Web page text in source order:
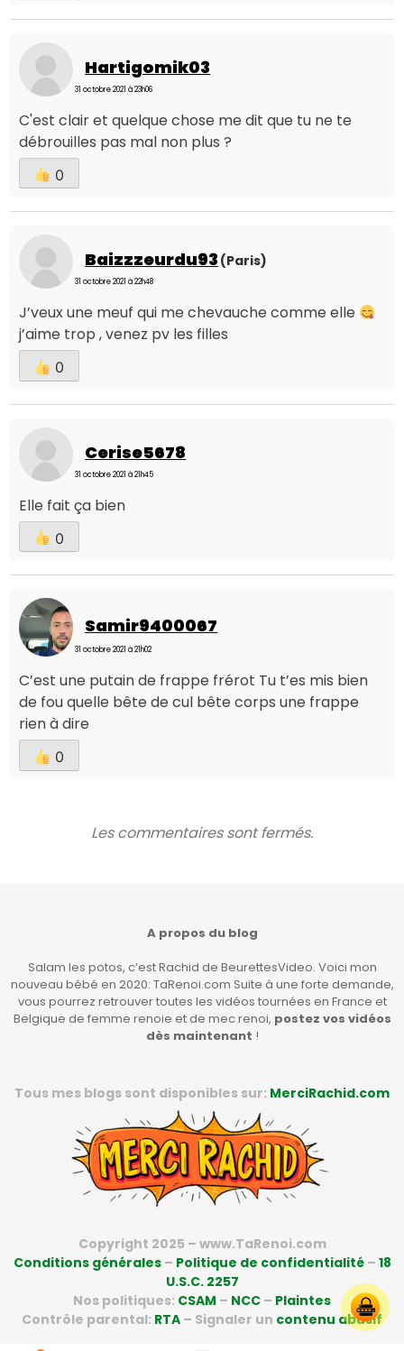
Hartigomik03
31 octobre 2021 à 23h06
C'est clair et quelque chose me dit que tu ne te
débrouilles pas mal non plus ?
0
Baizzzeurdu93 (Paris)
31 octobre 2021 à 22h48
J’veux une meuf qui me chevauche comme elle
j’aime trop , venez pv les filles
0
Cerise5678
31 octobre 2021 à 21h45
Elle fait ça bien
0
Samir9400067
31 octobre 2021 à 21h02
C’est une putain de frappe frérot Tu t’es mis bien
de fou quelle bête de cul bête corps une frappe
rien à dire
0
Les commentaires sont fermés.
A propos du blog
Salam les potos, c’est Rachid de BeurettesVideo. Voici mon
nouveau bébé en 2020: TaRenoi.com Suite à une forte demande,
vous pourrez retrouver toutes les vidéos tournées en France et
Belgique de femme renoie et de mec renoi, postez vos vidéos
dès maintenant !
Tous mes blogs sont disponibles sur: MerciRachid.com
Copyright 2025 – www.TaRenoi.com
Conditions générales– Politique de confidentialité– 18
U.S.C. 2257
Nos politiques: CSAM – NCC – Plaintes
Contrôle parental: RTA – Signaler un contenu abusif